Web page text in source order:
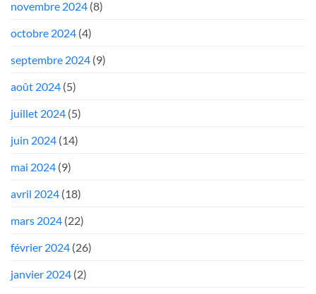
novembre 2024 (8)
octobre 2024 (4)
septembre 2024 (9)
août 2024 (5)
juillet 2024 (5)
juin 2024 (14)
mai 2024 (9)
avril 2024 (18)
mars 2024 (22)
février 2024 (26)
janvier 2024 (2)